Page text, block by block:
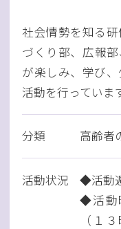
社会情勢を知る
づくり部、広報
が楽しみ、学び
活動を行っていま
分類 高齢者
活動状況
◆活動
◆活動
（１